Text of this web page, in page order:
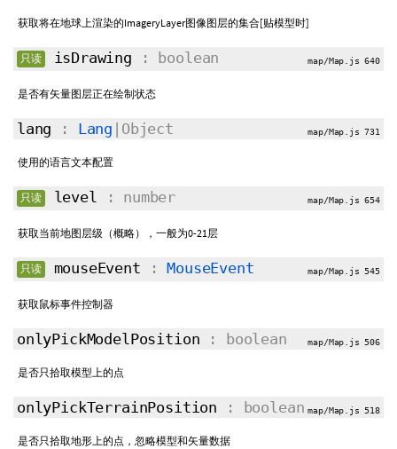
获取将在地球上渲染的ImageryLayer图像图层的集合[贴模型时]
只读 isDrawing : boolean map/Map.js 640
是否有矢量图层正在绘制状态
lang : Lang |Object map/Map.js 731
使用的语言文本配置
只读 level : number map/Map.js 654
获取当前地图层级（概略），一般为0-21层
只读 mouseEvent :MouseEvent map/Map.js 545
获取鼠标事件控制器
onlyPickModelPosition : boolean map/Map.js 506
是否只拾取模型上的点
onlyPickTerrainPosition : boolean map/Map.js 518
是否只拾取地形上的点，忽略模型和矢量数据